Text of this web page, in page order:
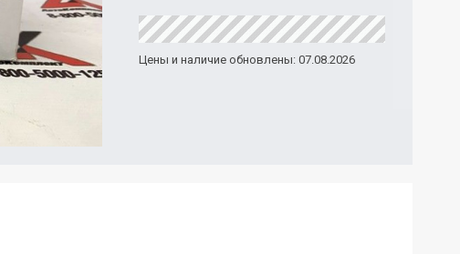
Цены и наличие обновлены: 07.08.2026